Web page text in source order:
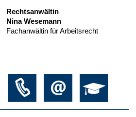
Rechtsanwältin
Nina Wesemann
Fachanwältin für Arbeitsrecht